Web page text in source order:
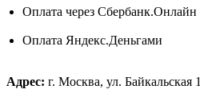
Оплата через Сбербанк.Онлайн
Оплата Яндекс.Деньгами
Адрес: г. Москва, ул. Байкальская 1